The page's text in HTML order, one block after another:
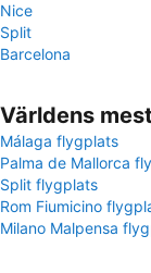
Nice
Split
Barcelona
Världens
Málaga flygplats
Palma de Mallorca
Split flygplats
Rom Fiumicino
Milano Malpensa